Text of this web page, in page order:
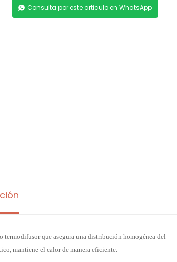
Consulta por este articulo en WhatsApp
que asegura una distribución homogénea del
mantiene el calor de manera eficiente.